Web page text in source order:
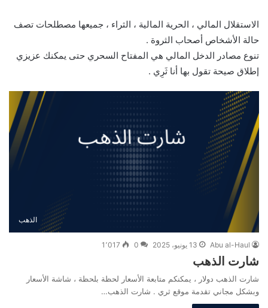
الاستقلال المالي ، الحرية المالية ، الثراء ، جميعها مصطلحات تصف
حالة الأشخاص أصحاب الثروة .
تنوع مصادر الدخل المالي هي المفتاح السحري حتى يمكنك عزيزي
إطلاق صيحة تقول بها أنا ثَرِي .
الذهب
Abu al-Haul 13 يونيو، 2025 0 1٬017
شارت الذهب
شارت الذهب دولار ، يمكنكم متابعة الأسعار لحظة بلحظة ، شاشة الأسعار
وبشكل مجاني تقدمة موقع ثري . شارت الذهب…